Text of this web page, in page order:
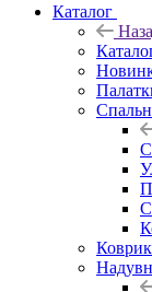
Каталог